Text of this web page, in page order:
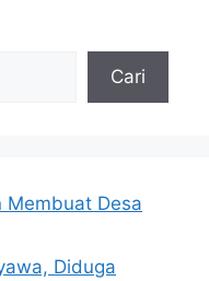
Cari
Membuat Desa
Diduga